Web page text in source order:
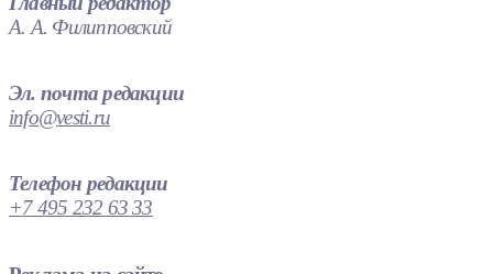
А. А. Филипповский
Эл. почта редакции
info@vesti.ru
Телефон редакции
+7 495 232 63 33